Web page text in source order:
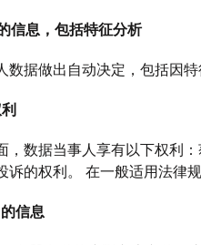
信息，包括特征分析
数据做出自动决定，包括因特
，数据当事人享有以下权利
诉的权利。 在一般适用法律
信息